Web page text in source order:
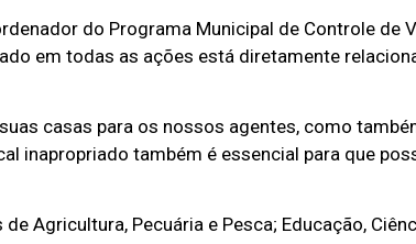
do Programa Municipal de Controle de
em todas as ações está diretamente
casas para os nossos agentes, como
inapropriado também é essencial para que
Agricultura, Pecuária e Pesca; Educação,